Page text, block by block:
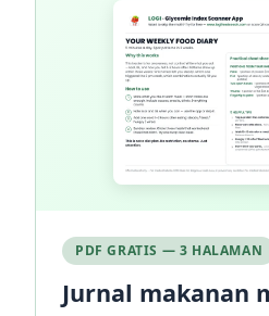
PDF GRATIS — 3 HALAMAN
Jurnal makanan